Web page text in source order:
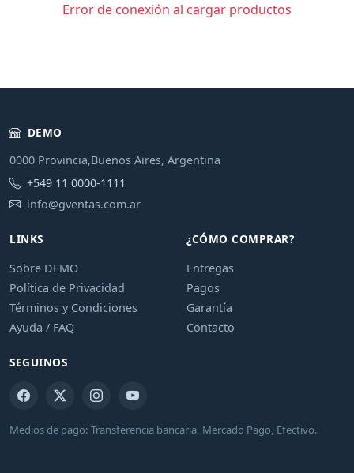
Error de conexión al cargar productos
DEMO
0000 Provincia,Buenos Aires, Argentina
+549 11 0000-1111
info@gventas.com.ar
LINKS
Sobre DEMO
Política de Privacidad
Términos y Condiciones
Ayuda / FAQ
¿CÓMO COMPRAR?
Entregas
Pagos
Garantía
Contacto
SEGUINOS
Medios de pago: Transferencia bancaria, Mercado Pago, Efectivo.